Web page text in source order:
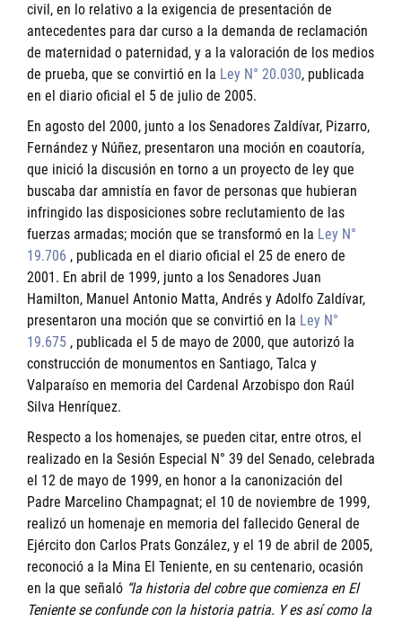
civil, en lo relativo a la exigencia de presentación de
antecedentes para dar curso a la demanda de reclamación
de maternidad o paternidad, y a la valoración de los medios
de prueba, que se convirtió en la Ley N° 20.030, publicada
en el diario oficial el 5 de julio de 2005.
En agosto del 2000, junto a los Senadores Zaldívar, Pizarro,
Fernández y Núñez, presentaron una moción en coautoría,
que inició la discusión en torno a un proyecto de ley que
buscaba dar amnistía en favor de personas que hubieran
infringido las disposiciones sobre reclutamiento de las
fuerzas armadas; moción que se transformó en la Ley N°
19.706 , publicada en el diario oficial el 25 de enero de
2001. En abril de 1999, junto a los Senadores Juan
Hamilton, Manuel Antonio Matta, Andrés y Adolfo Zaldívar,
presentaron una moción que se convirtió en la Ley N°
19.675 , publicada el 5 de mayo de 2000, que autorizó la
construcción de monumentos en Santiago, Talca y
Valparaíso en memoria del Cardenal Arzobispo don Raúl
Silva Henríquez.
Respecto a los homenajes, se pueden citar, entre otros, el
realizado en la Sesión Especial N° 39 del Senado, celebrada
el 12 de mayo de 1999, en honor a la canonización del
Padre Marcelino Champagnat; el 10 de noviembre de 1999,
realizó un homenaje en memoria del fallecido General de
Ejército don Carlos Prats González, y el 19 de abril de 2005,
reconoció a la Mina El Teniente, en su centenario, ocasión
en la que señaló “la historia del cobre que comienza en El
Teniente se confunde con la historia patria. Y es así como la